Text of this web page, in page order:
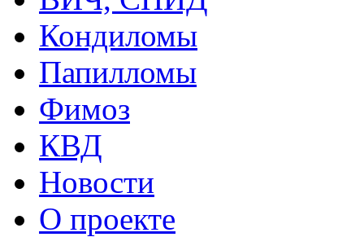
Кондиломы
Папилломы
Фимоз
КВД
Новости
О проекте